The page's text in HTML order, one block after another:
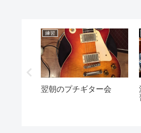
練習
翌朝のプチギター会